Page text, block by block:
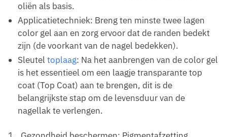
oliën als basis.
Applicatietechniek: Breng ten minste twee lagen
color gel aan en zorg ervoor dat de randen bedekt
zijn (de voorkant van de nagel bedekken).
Sleutel toplaag: Na het aanbrengen van de color gel
is het essentieel om een laagje transparante top
coat (Top Coat) aan te brengen, dit is de
belangrijkste stap om de levensduur van de
nagellak te verlengen.